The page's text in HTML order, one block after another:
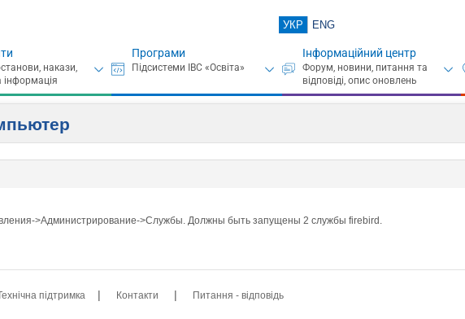
УКР ENG
Програми Інформаційний центр
>Администрирование->Службы. Должны быть запущены 2 службы firebird.
підтримка | Контакти | Питання - відповідь